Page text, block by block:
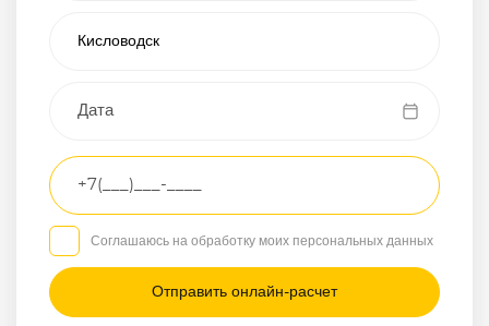
Грузовой
Другое
Транспортное
средство
Седан
/
Маршрут
Соглашаюсь на обработку моих персональных данных